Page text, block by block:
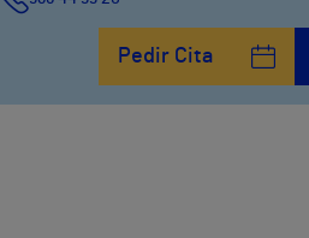
Pedir Cita